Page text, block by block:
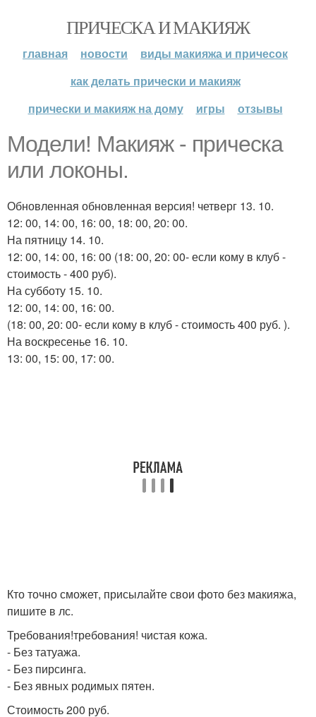
ПРИЧЕСКА И МАКИЯЖ
главная новости
виды макияжа и причесок
как делать прически и макияж
прически и макияж на дому
игры отзывы
Модели! Макияж - прическа
или локоны.
Обновленная обновленная версия! четверг 13. 10.
12: 00, 14: 00, 16: 00, 18: 00, 20: 00.
На пятницу 14. 10.
12: 00, 14: 00, 16: 00 (18: 00, 20: 00- если кому в клуб -
стоимость - 400 руб).
На субботу 15. 10.
12: 00, 14: 00, 16: 00.
(18: 00, 20: 00- если кому в клуб - стоимость 400 руб. ).
На воскресенье 16. 10.
13: 00, 15: 00, 17: 00.
Кто точно сможет, присылайте свои фото без макияжа,
пишите в лс.
Требования!требования! чистая кожа.
- Без татуажа.
- Без пирсинга.
- Без явных родимых пятен.
Стоимость 200 руб.